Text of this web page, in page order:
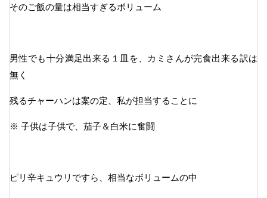
そのご飯の量は相当すぎるボリューム
男性でも十分満足出来る１皿を、カミさんが完食出来る訳は
無く
残るチャーハンは案の定、私が担当することに
※ 子供は子供で、茄子＆白米に奮闘
ピリ辛キュウリですら、相当なボリュームの中